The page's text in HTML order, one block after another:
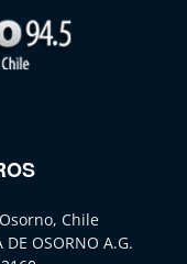
Chile
DE OSORNO A.G.